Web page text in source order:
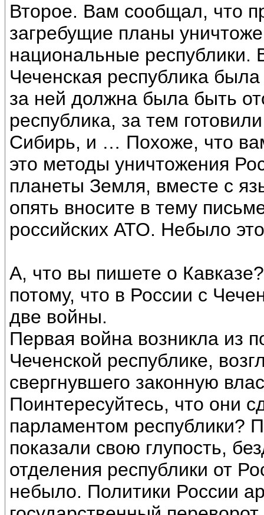
Второе. Вам сообщал, что
загребущие планы
национальные республики.
Чеченская республика
за ней должна была быть
республика, за тем
Сибирь, и … Похоже, что
это методы уничтожения
планеты Земля, вместе с
опять вносите в тему
российских АТО. Небыло
А, что вы пишете о
потому, что в России с
две войны.
Первая война возникла из
Чеченской республике,
свергнувшего законную
Поинтересуйтесь, что они
парламентом республики?
показали свою глупость,
отделения республики от
небыло. Политики России